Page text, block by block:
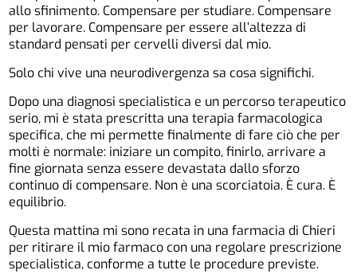
allo sfinimento. Compensare per studiare. Compensare
per lavorare. Compensare per essere all’altezza di
standard pensati per cervelli diversi dal mio.
Solo chi vive una neurodivergenza sa cosa significhi.
Dopo una diagnosi specialistica e un percorso terapeutico
serio, mi è stata prescritta una terapia farmacologica
specifica, che mi permette finalmente di fare ciò che per
molti è normale: iniziare un compito, finirlo, arrivare a
fine giornata senza essere devastata dallo sforzo
continuo di compensare. Non è una scorciatoia. È cura. È
equilibrio.
Questa mattina mi sono recata in una farmacia di Chieri
per ritirare il mio farmaco con una regolare prescrizione
specialistica, conforme a tutte le procedure previste.